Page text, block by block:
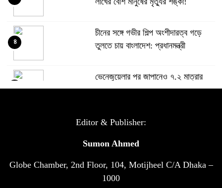
চীনের সঙ্গে গভীর শিল্প অংশীদারত্ব গড়ে
তুলতে চায় বাংলাদেশ: প্রধানমন্ত্রী
৪
ভেনেজুয়েলার পর জাপানেও ৭.২ মাত্রার
শক্তিশালী ভূমিকম্প
টানা ৩ ম্যাচে গোল ভিনির, ইতিহাস বলছে
সরকারি ৩শ কেজি বই বিক্রির অভিযোগ
মাদ্রাসা সুপারের বিরুদ্ধে
Editor & Publisher:
Sumon Ahmed
Globe Chamber, 2nd Floor, 104, Motijheel C/A Dhaka –
1000